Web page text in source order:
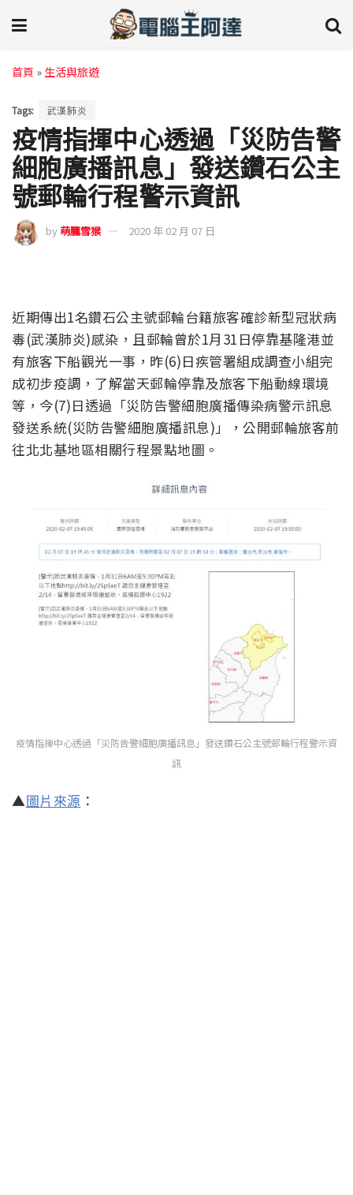
首頁 » 生活與旅遊
Tags: 武漢肺炎
疫情指揮中心透過「災防告警
細胞廣播訊息」發送鑽石公主
號郵輪行程警示資訊
by 萌朧雪猴 2020 年 02 月 07 日
近期傳出1名鑽石公主號郵輪台籍旅客確診新型冠狀病
毒(武漢肺炎)感染，且郵輪曾於1月31日停靠基隆港並
有旅客下船觀光一事，昨(6)日疾管署組成調查小組完
成初步疫調，了解當天郵輪停靠及旅客下船動線環境
等，今(7)日透過「災防告警細胞廣播傳染病警示訊息
發送系統(災防告警細胞廣播訊息)」，公開郵輪旅客前
往北北基地區相關行程景點地圖。
疫情指揮中心透過「災防告警細胞廣播訊息」發送鑽石公主號郵輪行程警示資
訊
▲圖片來源 ：